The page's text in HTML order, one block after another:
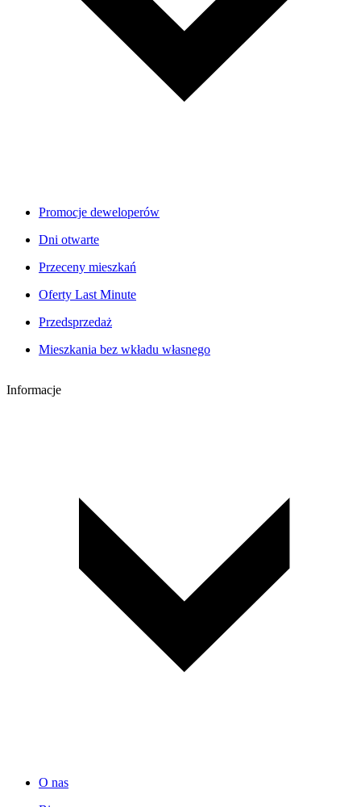
Promocje deweloperów
Dni otwarte
Przeceny mieszkań
Oferty Last Minute
Przedsprzedaż
Mieszkania bez wkładu własnego
Informacje
O nas